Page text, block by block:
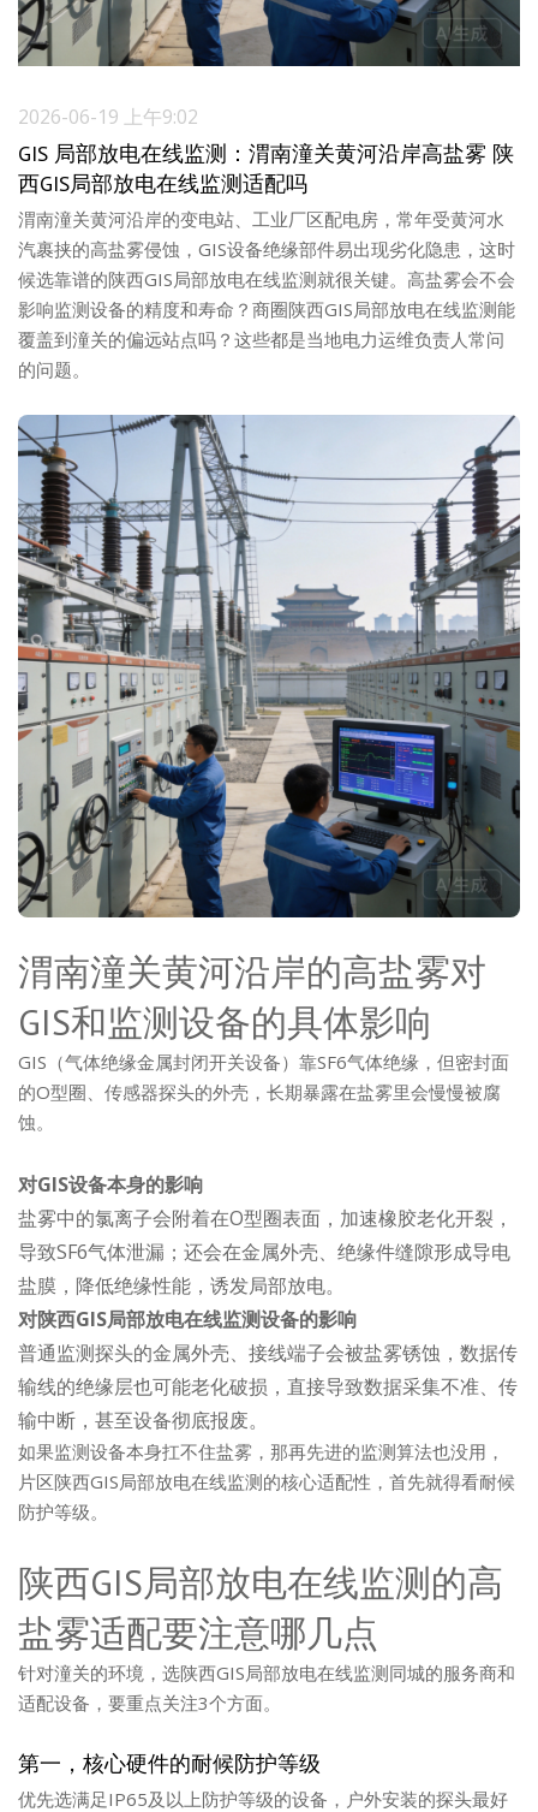
2026-06-19 上午9:02
GIS 局部放电在线监测：渭南潼关黄河沿岸高盐雾 陕
西GIS局部放电在线监测适配吗
渭南潼关黄河沿岸的变电站、工业厂区配电房，常年受黄河水
汽裹挟的高盐雾侵蚀，GIS设备绝缘部件易出现劣化隐患，这时
候选靠谱的陕西GIS局部放电在线监测就很关键。高盐雾会不会
影响监测设备的精度和寿命？商圈陕西GIS局部放电在线监测能
覆盖到潼关的偏远站点吗？这些都是当地电力运维负责人常问
的问题。
渭南潼关黄河沿岸的高盐雾对
GIS和监测设备的具体影响
GIS（气体绝缘金属封闭开关设备）靠SF6气体绝缘，但密封面
的O型圈、传感器探头的外壳，长期暴露在盐雾里会慢慢被腐
蚀。
对GIS设备本身的影响
盐雾中的氯离子会附着在O型圈表面，加速橡胶老化开裂，
导致SF6气体泄漏；还会在金属外壳、绝缘件缝隙形成导电
盐膜，降低绝缘性能，诱发局部放电。
对陕西GIS局部放电在线监测设备的影响
普通监测探头的金属外壳、接线端子会被盐雾锈蚀，数据传
输线的绝缘层也可能老化破损，直接导致数据采集不准、传
输中断，甚至设备彻底报废。
如果监测设备本身扛不住盐雾，那再先进的监测算法也没用，
片区陕西GIS局部放电在线监测的核心适配性，首先就得看耐候
防护等级。
陕西GIS局部放电在线监测的高
盐雾适配要注意哪几点
针对潼关的环境，选陕西GIS局部放电在线监测同城的服务商和
适配设备，要重点关注3个方面。
第一，核心硬件的耐候防护等级
优先选满足IP65及以上防护等级的设备，户外安装的探头最好